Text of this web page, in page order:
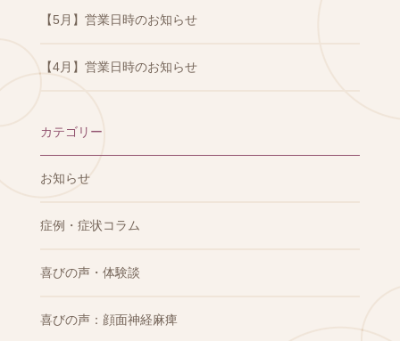
【5月】営業日時のお知らせ
【4月】営業日時のお知らせ
カテゴリー
お知らせ
症例・症状コラム
喜びの声・体験談
喜びの声：顔面神経麻痺